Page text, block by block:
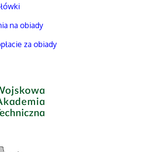
na obiady
za obiady